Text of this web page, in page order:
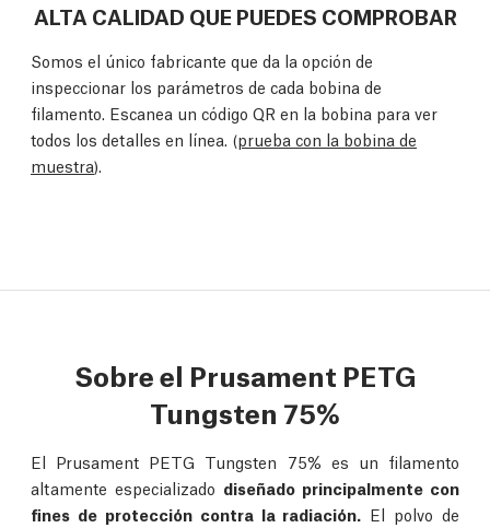
ALTA CALIDAD QUE PUEDES COMPROBAR
Somos el único fabricante que da la opción de
inspeccionar los parámetros de cada bobina de
filamento. Escanea un código QR en la bobina para ver
todos los detalles en línea. (prueba con la bobina de
muestra).
Sobre el Prusament PETG
Tungsten 75%
El Prusament PETG Tungsten 75% es un filamento
altamente especializado diseñado principalmente con
fines de protección contra la radiación. El polvo de